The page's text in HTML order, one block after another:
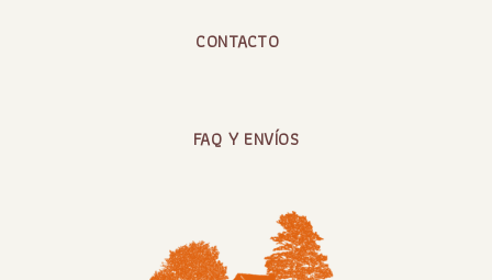
CONTACTO
FAQ Y ENVÍOS